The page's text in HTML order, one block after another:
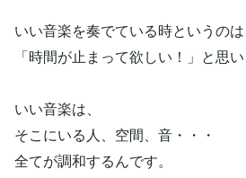
いい音楽を奏でている時というのは
「時間が止まって欲しい！」と思い
いい音楽は、
そこにいる人、空間、音・・・
全てが調和するんです。